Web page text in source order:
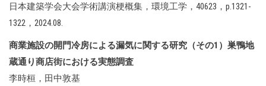
日本建築学会大会学術講演梗概集，環境工学，40623，p.1321-
1322，2024.08.
商業施設の開門冷房による漏気に関する研究（その1）巣鴨地
蔵通り商店街における実態調査
李時桓，田中敦基